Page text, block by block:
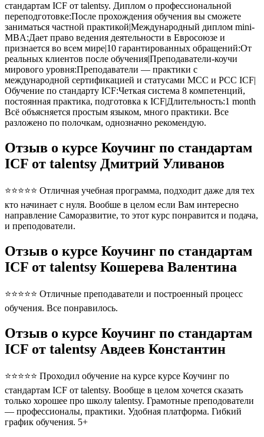
стандартам ICF от talentsy. Диплом о профессиональной
переподготовке:После прохождения обучения вы сможете
заниматься частной практикой|Международный диплом mini-
MBA:Дает право ведения деятельности в Евросоюзе и
признается во всем мире|10 гарантированных обращений:От
реальных клиентов после обучения|Преподаватели-коучи
мирового уровня:Преподаватели — практики с
международной сертификацией и статусами МСС и РСС ICF|
Обучение по стандарту ICF:Четкая система 8 компетенций,
постоянная практика, подготовка к ICF|Длительность:1 month
Всё объясняется простым языком, много практики. Все
разложено по полочкам, однозначно рекомендую.
Отзыв о курсе Коучинг по стандартам
ICF от talentsy Дмитрий Уливанов
⭐⭐⭐⭐⭐ Отличная учебная программа, подходит даже для тех
кто начинает с нуля. Вообше в целом если Вам интересно
направление Саморазвитие, то этот курс понравится и подача,
и преподователи.
Отзыв о курсе Коучинг по стандартам
ICF от talentsy Кошерева Валентина
⭐⭐⭐⭐⭐ Отличные преподаватели и построенный процесс
обучения. Все понравилось.
Отзыв о курсе Коучинг по стандартам
ICF от talentsy Авдеев Константин
⭐⭐⭐⭐⭐ Проходил обучение на курсе курсе Коучинг по
стандартам ICF от talentsy. Вообще в целом хочется сказать
только хорошее про школу talentsy. Грамотные преподователи
— профессионалы, практики. Удобная платформа. Гибкий
график обучения. 5+